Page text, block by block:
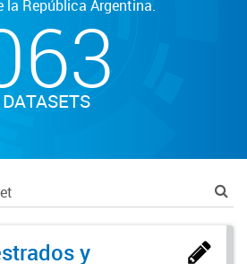
la República Argentina.
DATASETS
y